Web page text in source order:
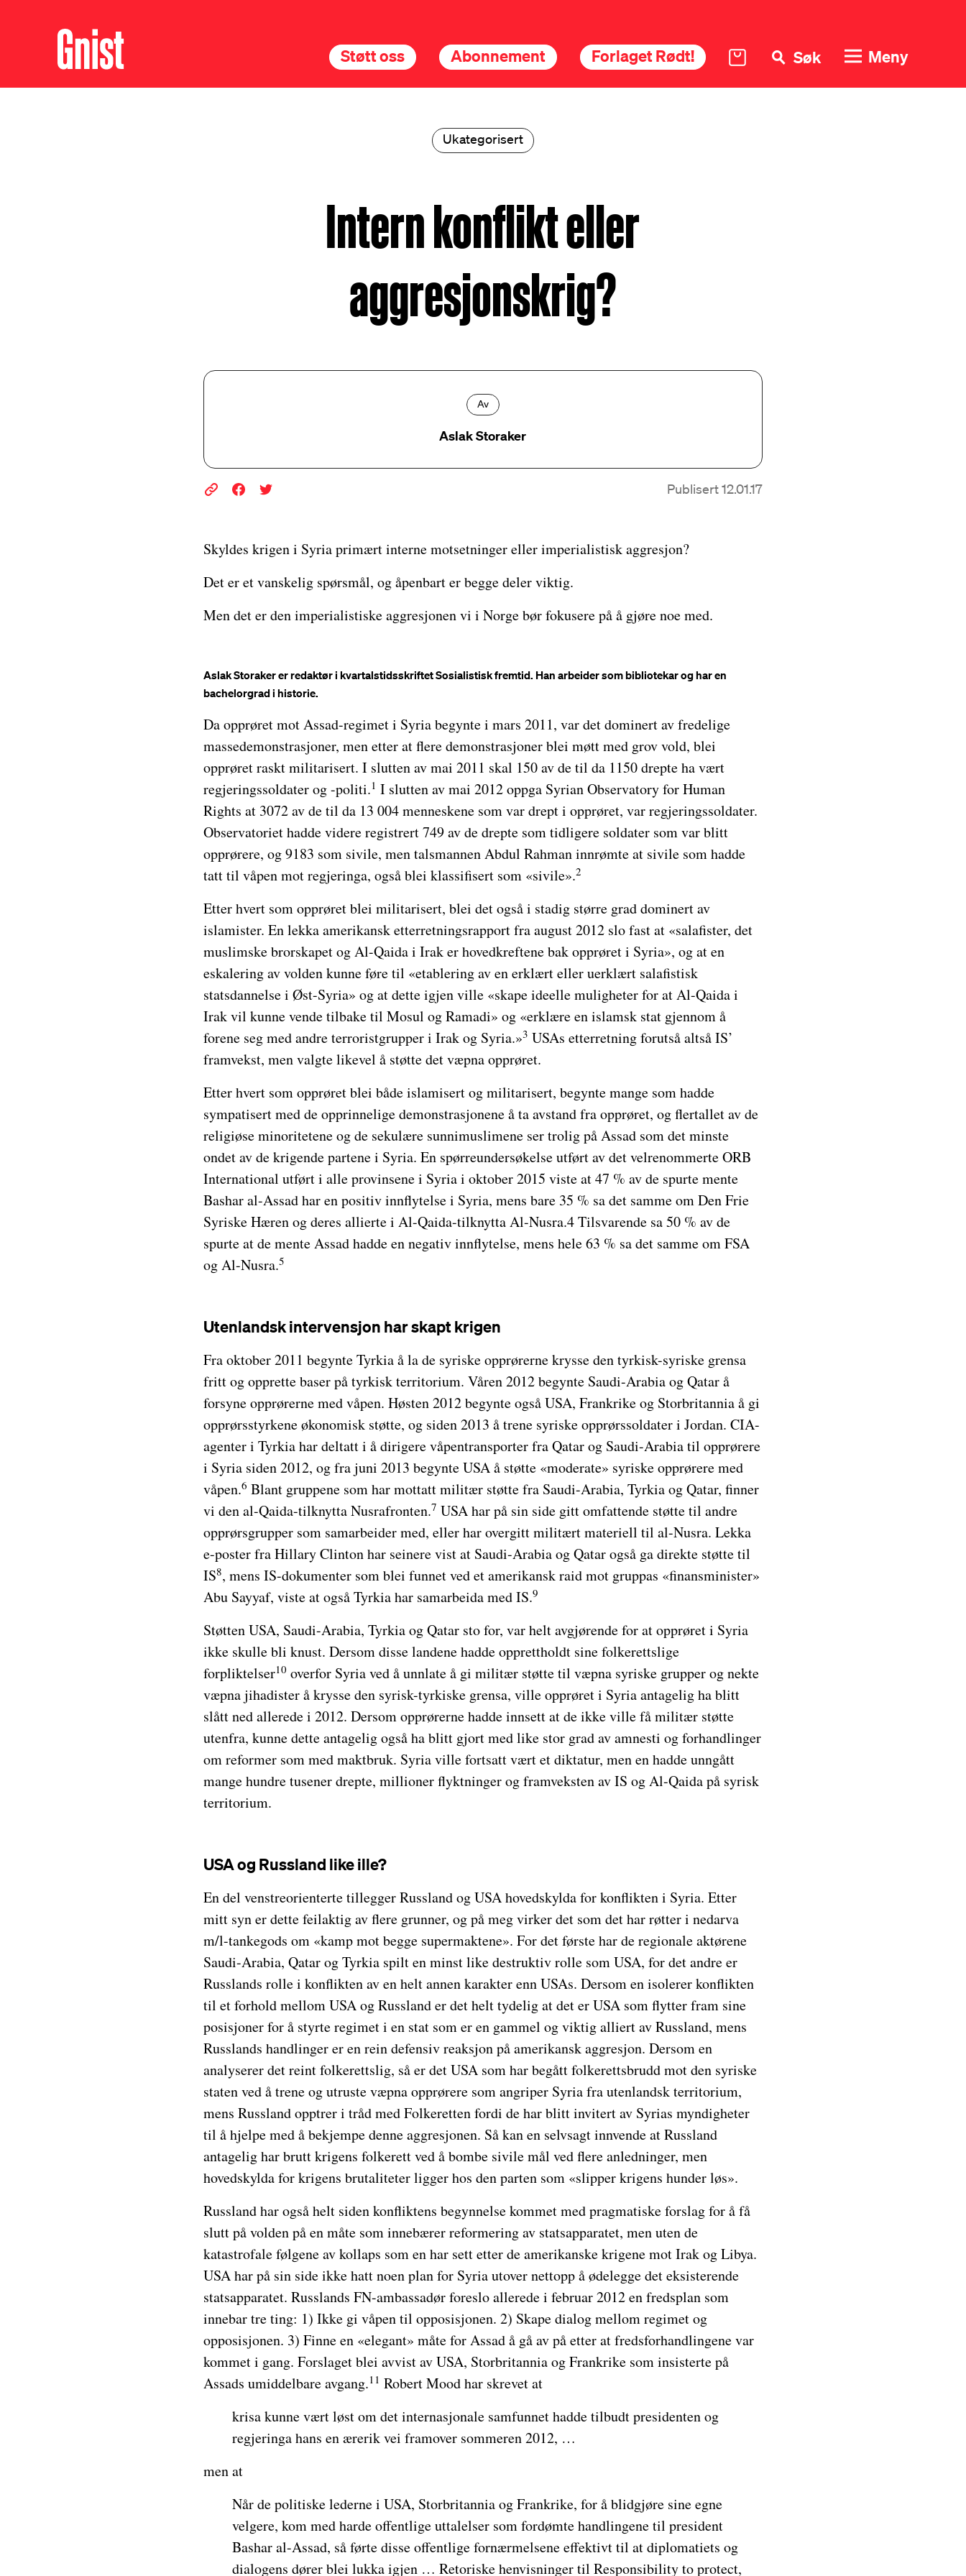
Støtt oss Abonnement Forlaget Rødt! Søk Meny
Ukategorisert
Intern konflikt eller
aggresjonskrig?
Av
Aslak Storaker
Publisert 12.01.17
Skyldes krigen i Syria primært interne motsetninger eller imperialistisk aggresjon?
Det er et vanskelig spørsmål, og åpenbart er begge deler viktig.
Men det er den imperialistiske aggresjonen vi i Norge bør fokusere på å gjøre noe med.
Aslak Storaker er redaktør i kvartalstidsskriftet Sosialistisk fremtid. Han arbeider som bibliotekar og har en
bachelorgrad i historie.
Da opprøret mot Assad-regimet i Syria begynte i mars 2011, var det dominert av fredelige
massedemonstrasjoner, men etter at flere demonstrasjoner blei møtt med grov vold, blei
opprøret raskt militarisert. I slutten av mai 2011 skal 150 av de til da 1150 drepte ha vært
regjeringssoldater og -politi.1 I slutten av mai 2012 oppga Syrian Observatory for Human
Rights at 3072 av de til da 13 004 menneskene som var drept i opprøret, var regjeringssoldater.
Observatoriet hadde videre registrert 749 av de drepte som tidligere soldater som var blitt
opprørere, og 9183 som sivile, men talsmannen Abdul Rahman innrømte at sivile som hadde
tatt til våpen mot regjeringa, også blei klassifisert som «sivile».2
Etter hvert som opprøret blei militarisert, blei det også i stadig større grad dominert av
islamister. En lekka amerikansk etterretningsrapport fra august 2012 slo fast at «salafister, det
muslimske brorskapet og Al-Qaida i Irak er hovedkreftene bak opprøret i Syria», og at en
eskalering av volden kunne føre til «etablering av en erklært eller uerklært salafistisk
statsdannelse i Øst-Syria» og at dette igjen ville «skape ideelle muligheter for at Al-Qaida i
Irak vil kunne vende tilbake til Mosul og Ramadi» og «erklære en islamsk stat gjennom å
forene seg med andre terroristgrupper i Irak og Syria.»3 USAs etterretning forutså altså IS’
framvekst, men valgte likevel å støtte det væpna opprøret.
Etter hvert som opprøret blei både islamisert og militarisert, begynte mange som hadde
sympatisert med de opprinnelige demonstrasjonene å ta avstand fra opprøret, og flertallet av de
religiøse minoritetene og de sekulære sunnimuslimene ser trolig på Assad som det minste
ondet av de krigende partene i Syria. En spørreundersøkelse utført av det velrenommerte ORB
International utført i alle provinsene i Syria i oktober 2015 viste at 47 % av de spurte mente
Bashar al-Assad har en positiv innflytelse i Syria, mens bare 35 % sa det samme om Den Frie
Syriske Hæren og deres allierte i Al-Qaida-tilknytta Al-Nusra.4 Tilsvarende sa 50 % av de
spurte at de mente Assad hadde en negativ innflytelse, mens hele 63 % sa det samme om FSA
og Al-Nusra.5
Utenlandsk intervensjon har skapt krigen
Fra oktober 2011 begynte Tyrkia å la de syriske opprørerne krysse den tyrkisk-syriske grensa
fritt og opprette baser på tyrkisk territorium. Våren 2012 begynte Saudi-Arabia og Qatar å
forsyne opprørerne med våpen. Høsten 2012 begynte også USA, Frankrike og Storbritannia å gi
opprørsstyrkene økonomisk støtte, og siden 2013 å trene syriske opprørssoldater i Jordan. CIA-
agenter i Tyrkia har deltatt i å dirigere våpentransporter fra Qatar og Saudi-Arabia til opprørere
i Syria siden 2012, og fra juni 2013 begynte USA å støtte «moderate» syriske opprørere med
våpen.6 Blant gruppene som har mottatt militær støtte fra Saudi-Arabia, Tyrkia og Qatar, finner
vi den al-Qaida-tilknytta Nusrafronten.7 USA har på sin side gitt omfattende støtte til andre
opprørsgrupper som samarbeider med, eller har overgitt militært materiell til al-Nusra. Lekka
e-poster fra Hillary Clinton har seinere vist at Saudi-Arabia og Qatar også ga direkte støtte til
IS8, mens IS-dokumenter som blei funnet ved et amerikansk raid mot gruppas «finansminister»
Abu Sayyaf, viste at også Tyrkia har samarbeida med IS.9
Støtten USA, Saudi-Arabia, Tyrkia og Qatar sto for, var helt avgjørende for at opprøret i Syria
ikke skulle bli knust. Dersom disse landene hadde opprettholdt sine folkerettslige
forpliktelser10 overfor Syria ved å unnlate å gi militær støtte til væpna syriske grupper og nekte
væpna jihadister å krysse den syrisk-tyrkiske grensa, ville opprøret i Syria antagelig ha blitt
slått ned allerede i 2012. Dersom opprørerne hadde innsett at de ikke ville få militær støtte
utenfra, kunne dette antagelig også ha blitt gjort med like stor grad av amnesti og forhandlinger
om reformer som med maktbruk. Syria ville fortsatt vært et diktatur, men en hadde unngått
mange hundre tusener drepte, millioner flyktninger og framveksten av IS og Al-Qaida på syrisk
territorium.
USA og Russland like ille?
En del venstreorienterte tillegger Russland og USA hovedskylda for konflikten i Syria. Etter
mitt syn er dette feilaktig av flere grunner, og på meg virker det som det har røtter i nedarva
m/l-tankegods om «kamp mot begge supermaktene». For det første har de regionale aktørene
Saudi-Arabia, Qatar og Tyrkia spilt en minst like destruktiv rolle som USA, for det andre er
Russlands rolle i konflikten av en helt annen karakter enn USAs. Dersom en isolerer konflikten
til et forhold mellom USA og Russland er det helt tydelig at det er USA som flytter fram sine
posisjoner for å styrte regimet i en stat som er en gammel og viktig alliert av Russland, mens
Russlands handlinger er en rein defensiv reaksjon på amerikansk aggresjon. Dersom en
analyserer det reint folkerettslig, så er det USA som har begått folkerettsbrudd mot den syriske
staten ved å trene og utruste væpna opprørere som angriper Syria fra utenlandsk territorium,
mens Russland opptrer i tråd med Folkeretten fordi de har blitt invitert av Syrias myndigheter
til å hjelpe med å bekjempe denne aggresjonen. Så kan en selvsagt innvende at Russland
antagelig har brutt krigens folkerett ved å bombe sivile mål ved flere anledninger, men
hovedskylda for krigens brutaliteter ligger hos den parten som «slipper krigens hunder løs».
Russland har også helt siden konfliktens begynnelse kommet med pragmatiske forslag for å få
slutt på volden på en måte som innebærer reformering av statsapparatet, men uten de
katastrofale følgene av kollaps som en har sett etter de amerikanske krigene mot Irak og Libya.
USA har på sin side ikke hatt noen plan for Syria utover nettopp å ødelegge det eksisterende
statsapparatet. Russlands FN-ambassadør foreslo allerede i februar 2012 en fredsplan som
innebar tre ting: 1) Ikke gi våpen til opposisjonen. 2) Skape dialog mellom regimet og
opposisjonen. 3) Finne en «elegant» måte for Assad å gå av på etter at fredsforhandlingene var
kommet i gang. Forslaget blei avvist av USA, Storbritannia og Frankrike som insisterte på
Assads umiddelbare avgang.11 Robert Mood har skrevet at
krisa kunne vært løst om det internasjonale samfunnet hadde tilbudt presidenten og
regjeringa hans en ærerik vei framover sommeren 2012, …
men at
Når de politiske lederne i USA, Storbritannia og Frankrike, for å blidgjøre sine egne
velgere, kom med harde offentlige uttalelser som fordømte handlingene til president
Bashar al-Assad, så førte disse offentlige fornærmelsene effektivt til at diplomatiets og
dialogens dører blei lukka igjen … Retoriske henvisninger til Responsibility to protect,